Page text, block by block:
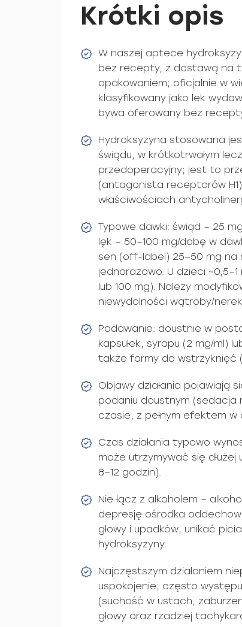
Krótki opis
W naszej aptece
bez recepty, z dostawą na
opakowaniem; oficjalnie w
klasyfikowany jako lek
bywa oferowany bez
Hydroksyzyna stosowana
świądu, w krótkotrwałym
przedoperacyjny; jest to
(antagonista receptorów
właściwościach
Typowe dawki: świąd – 25
lęk – 50–100 mg/dobę w
sen (off-label) 25–50 mg na
jednorazowo. U dzieci
lub 100 mg). Należy
niewydolności wątroby/
Podawanie: doustnie w
kapsułek, syropu (2 mg/ml)
także formy do wstrzyknięć
Objawy działania pojawiają
podaniu doustnym
czasie, z pełnym efektem w
Czas działania typowo
może utrzymywać się
8–12 godzin).
Nie łącz z alkoholem –
depresję ośrodka
głowy i upadków; unikać
hydroksyzyny.
Najczęstszym działaniem
uspokojenie; często
(suchość w ustach,
głowy oraz rzadziej